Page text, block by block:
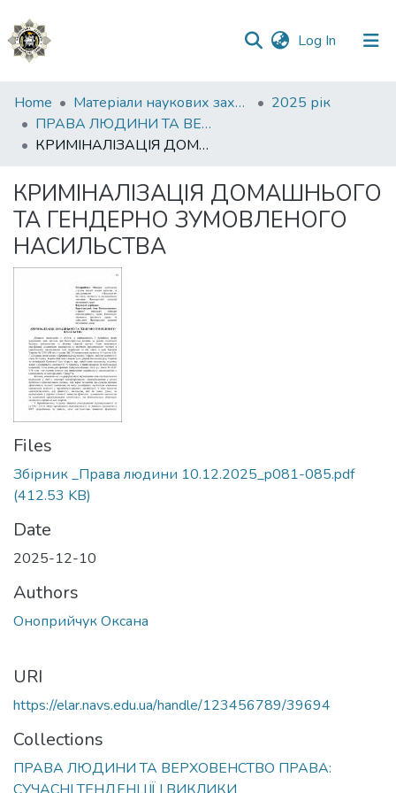
Log In (current)
Communities
&
Collections
Statistics
Home Матеріали наукових заходів
2025 рік
ПРАВА ЛЮДИНИ ТА ВЕРХОВЕНСТВО ПРАВА: СУЧАСНІ ТЕНДЕНЦІЇ І ВИКЛИКИ
КРИМІНАЛІЗАЦІЯ ДОМАШНЬОГО ТА ГЕНДЕРНО ЗУМОВЛЕНОГО НАСИЛЬСТВА
КРИМІНАЛІЗАЦІЯ ДОМАШНЬОГО
ТА ГЕНДЕРНО ЗУМОВЛЕНОГО
НАСИЛЬСТВА
Files
Збірник _Права людини 10.12.2025_p081-085.pdf
(412.53 KB)
Date
2025-12-10
Authors
Оноприйчук Оксана
URI
https://elar.navs.edu.ua/handle/123456789/39694
Collections
ПРАВА ЛЮДИНИ ТА ВЕРХОВЕНСТВО ПРАВА: